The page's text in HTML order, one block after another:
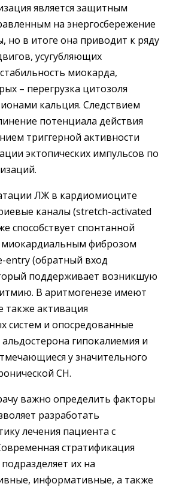
является защитным
на энергосбережение
в итоге она приводит к ряду
усугубляющих
миокарда,
– перегрузка цитозоля
кальция. Следствием
потенциала действия
триггерной активности
эктопических импульсов по
ЛЖ в кардиомиоците
каналы (stretch-activated
способствует спонтанной
миокардиальным фиброзом
entry (обратный вход
поддерживает возникшую
В аритмогенезе имеют
также активация
систем и опосредованные
гипокалиемия и
у значительного
СН.
важно определить факторы
разработать
лечения пациента с
стратификация
их на
информативные, а также